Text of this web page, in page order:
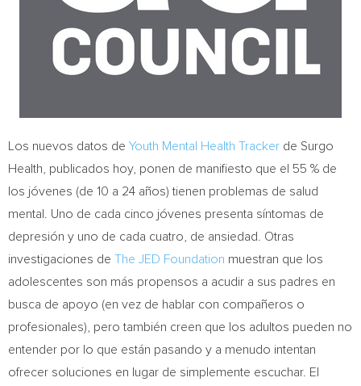
Los nuevos datos de Youth Mental Health Tracker de Surgo
Health, publicados hoy, ponen de manifiesto que el 55 % de
los jóvenes (de 10 a 24 años) tienen problemas de salud
mental. Uno de cada cinco jóvenes presenta síntomas de
depresión y uno de cada cuatro, de ansiedad. Otras
investigaciones de The JED Foundation muestran que los
adolescentes son más propensos a acudir a sus padres en
busca de apoyo (en vez de hablar con compañeros o
profesionales), pero también creen que los adultos pueden no
entender por lo que están pasando y a menudo intentan
ofrecer soluciones en lugar de simplemente escuchar. El